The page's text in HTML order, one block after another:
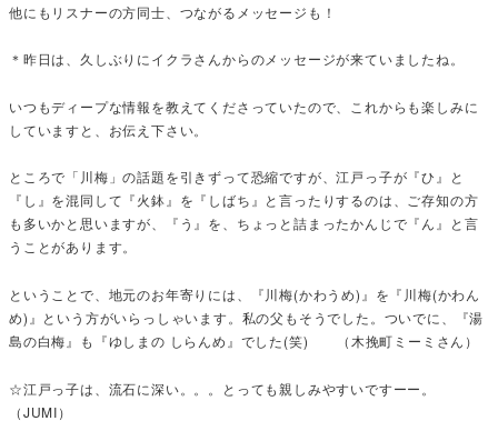
他にもリスナーの方同士、つながるメッセージも！
＊昨日は、久しぶりにイクラさんからのメッセージが来ていましたね。
いつもディープな情報を教えてくださっていたので、これからも楽しみに
していますと、お伝え下さい。
ところで「川梅」の話題を引きずって恐縮ですが、江戸っ子が『ひ』と
『し』を混同して『火鉢』を『しばち』と言ったりするのは、ご存知の方
も多いかと思いますが、『う』を、ちょっと詰まったかんじで『ん』と言
うことがあります。
ということで、地元のお年寄りには、『川梅(かわうめ)』を『川梅(かわん
め)』という方がいらっしゃいます。私の父もそうでした。ついでに、『湯
島の白梅』も『ゆしまの しらんめ』でした(笑) （木挽町ミーミさん）
☆江戸っ子は、流石に深い。。。とっても親しみやすいですーー。
（JUMI）